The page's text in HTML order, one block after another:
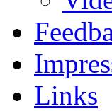
Links